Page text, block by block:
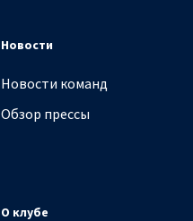
Новости
Новости команд
Обзор прессы
О клубе